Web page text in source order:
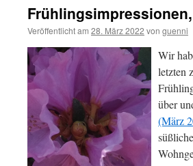
Veröffentlicht am 28. März 2022 von guenni
Wir
letzten
über
(März